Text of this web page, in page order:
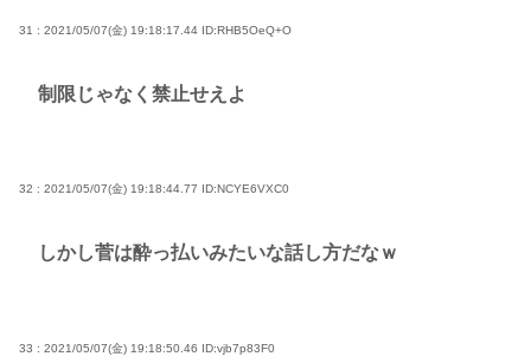
31 : 2021/05/07(金) 19:18:17.44 ID:RHB5OeQ+O
制限じゃなく禁止せえよ
32 : 2021/05/07(金) 19:18:44.77 ID:NCYE6VXC0
しかし菅は酔っ払いみたいな話し方だなｗ
33 : 2021/05/07(金) 19:18:50.46 ID:vjb7p83F0